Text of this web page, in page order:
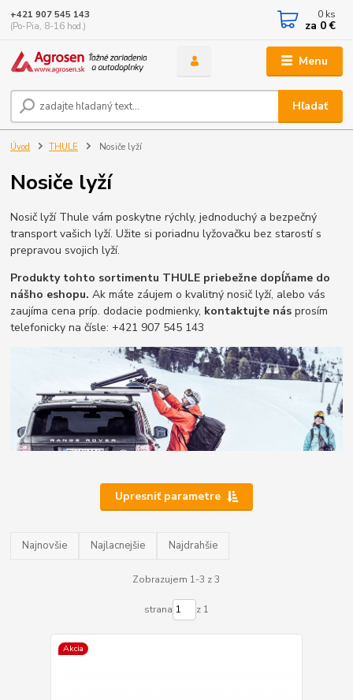
Menu
Hľadať
+421 907 545 143
(Po-Pia, 8-16 hod.)
0 ks
za 0 €
Úvod THULE Nosiče lyží
Nosiče lyží
Nosič lyží Thule vám poskytne rýchly, jednoduchý a bezpečný
transport vašich lyží. Užite si poriadnu lyžovačku bez starostí s
prepravou svojich lyží.
Produkty tohto sortimentu THULE priebežne dopĺňame do
nášho eshopu. Ak máte záujem o kvalitný nosič lyží, alebo vás
zaujíma cena príp. dodacie podmienky, kontaktujte nás prosím
telefonicky na čísle: +421 907 545 143
Upresniť parametre
Najnovšie Najlacnejšie Najdrahšie
Zobrazujem 1-3 z 3
strana z 1
Akcia